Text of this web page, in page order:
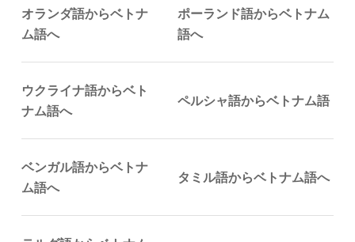
オランダ語からベトナ
ム語へ
ポーランド語からベトナム
語へ
ウクライナ語からベト
ナム語へ
ペルシャ語からベトナム語
ベンガル語からベトナ
ム語へ
タミル語からベトナム語へ